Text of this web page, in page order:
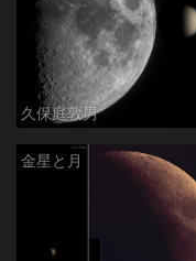
久保庭敦男
金星と月